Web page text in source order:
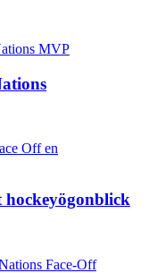
hockeyögonblick